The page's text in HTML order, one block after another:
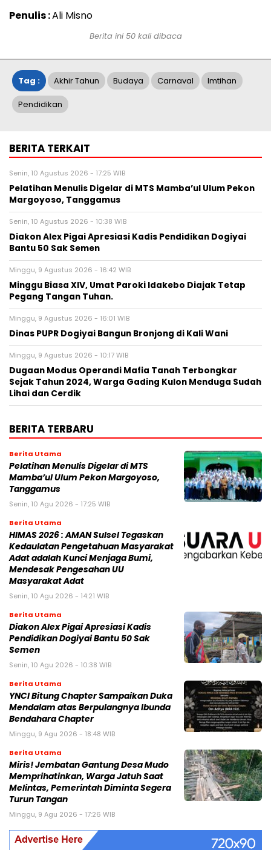
Penulis :Ali Misno
Berita ini 50kali dibaca
Tag : Akhir Tahun Budaya Carnaval Imtihan
Pendidikan
BERITA TERKAIT
Senin, 10 Agustus 2026 - 17:25 WIB
Pelatihan Menulis Digelar di MTS Mamba’ul Ulum Pekon
Margoyoso, Tanggamus
Senin, 10 Agustus 2026 - 10:38 WIB
Diakon Alex Pigai Apresiasi Kadis Pendidikan Dogiyai
Bantu 50 Sak Semen
Minggu, 9 Agustus 2026 - 16:42 WIB
Minggu Biasa XIV, Umat Paroki Idakebo Diajak Tetap
Pegang Tangan Tuhan.
Minggu, 9 Agustus 2026 - 16:01 WIB
Dinas PUPR Dogiyai Bangun Bronjong di Kali Wani
Minggu, 9 Agustus 2026 - 10:17 WIB
Dugaan Modus Operandi Mafia Tanah Terbongkar
Sejak Tahun 2024, Warga Gading Kulon Menduga Sudah
Lihai dan Cerdik
BERITA TERBARU
Berita Utama
Pelatihan Menulis Digelar di MTS
Mamba’ul Ulum Pekon Margoyoso,
Tanggamus
Senin, 10 Agu 2026 - 17:25 WIB
Berita Utama
HIMAS 2026 : AMAN Sulsel Tegaskan
Kedaulatan Pengetahuan Masyarakat
Adat adalah Kunci Menjaga Bumi,
Mendesak Pengesahan UU
Masyarakat Adat
Senin, 10 Agu 2026 - 14:21 WIB
Berita Utama
Diakon Alex Pigai Apresiasi Kadis
Pendidikan Dogiyai Bantu 50 Sak
Semen
Senin, 10 Agu 2026 - 10:38 WIB
Berita Utama
YNCI Bitung Chapter Sampaikan Duka
Mendalam atas Berpulangnya Ibunda
Bendahara Chapter
Minggu, 9 Agu 2026 - 18:48 WIB
Berita Utama
Miris! Jembatan Gantung Desa Mudo
Memprihatinkan, Warga Jatuh Saat
Melintas, Pemerintah Diminta Segera
Turun Tangan
Minggu, 9 Agu 2026 - 17:26 WIB